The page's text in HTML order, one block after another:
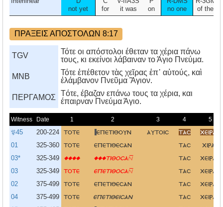
not yet
for
it was
on
no one
of them
ΠΡΑΞΕΙΣ ΑΠΟΣΤΟΛΩΝ 8:17
TGV
Τότε οι απόστολοι έθεταν τα χέρια πάνω
τους, κι εκείνοι λάβαιναν το Άγιο Πνεύμα.
MNB
Τότε ἐπέθετον τὰς χεῖρας ἐπ᾿ αὐτούς, καὶ
ἐλάμβανον Πνεῦμα Ἃγιον.
ΠΕΡΓΑΜΟΣ
Tότε, έβαζαν επάνω τους τα χέρια, και
έπαιρναν Πνεύμα Άγιο.
Witness Date 1 2 3 4 5
𝔓45 200-224 τοτε επετιθουν αυτοισ τασ χειρασ
01 325-360 τοτε επετιθεσαν τασ χιρασ
03* 325-349 ���� ���τιθοσα τασ χειρασ
03 325-349 τοτε επετιθοσα τασ χειρασ
02 375-499 τοτε επετιθεσαν τασ χειρασ
04 375-499 τοτε επετιθεισαν τασ χειρασ